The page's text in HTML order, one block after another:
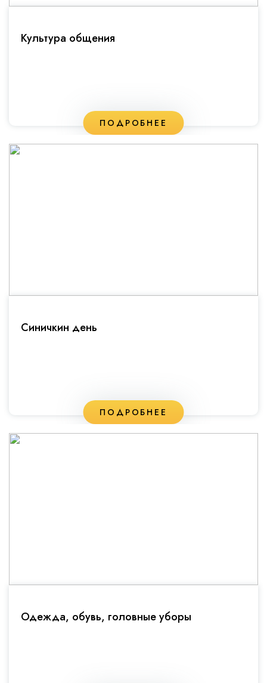
Культура общения
ПОДРОБНЕЕ
Синичкин день
ПОДРОБНЕЕ
Одежда, обувь, головные уборы